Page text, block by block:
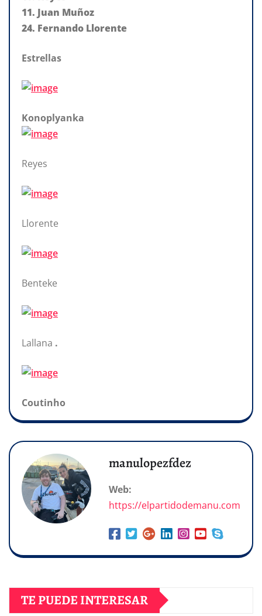
11. Juan Muñoz
24. Fernando Llorente
Estrellas
Konoplyanka
Reyes
Llorente
Benteke
Lallana .
Coutinho
manulopezfdez
Web:
https://elpartidodemanu.com
TE PUEDE INTERESAR